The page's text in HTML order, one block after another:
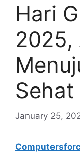
Hari
2025,
Sehat
January 25,